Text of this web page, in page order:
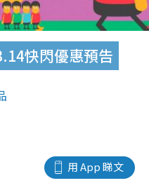
快閃優惠預告
用 App 睇文